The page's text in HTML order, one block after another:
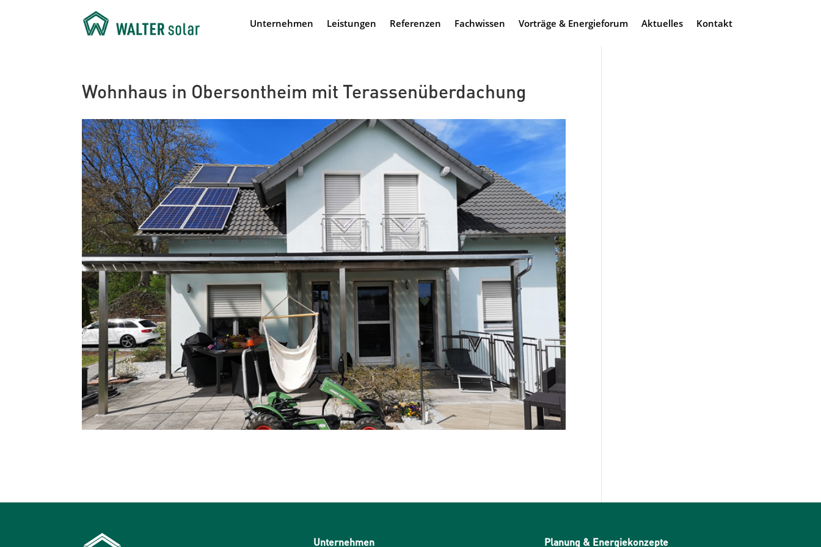
Unternehmen Leistungen Referenzen Fachwissen Vorträge & Energieforum Aktuelles Kontakt
Wohnhaus in Obersontheim mit Terassenüberdachung
Unternehmen Planung & Energiekonzepte